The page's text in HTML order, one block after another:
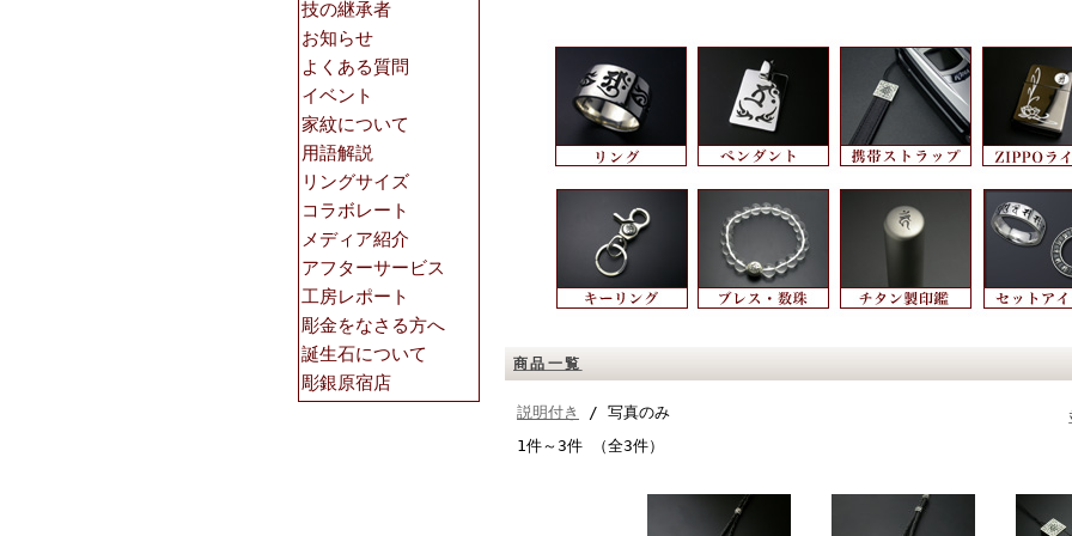
商品一覧
説明付き
/ 写真のみ
1件～3件 （全3件）